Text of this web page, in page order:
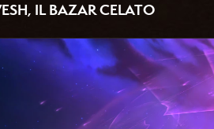
IL BAZAR CELATO